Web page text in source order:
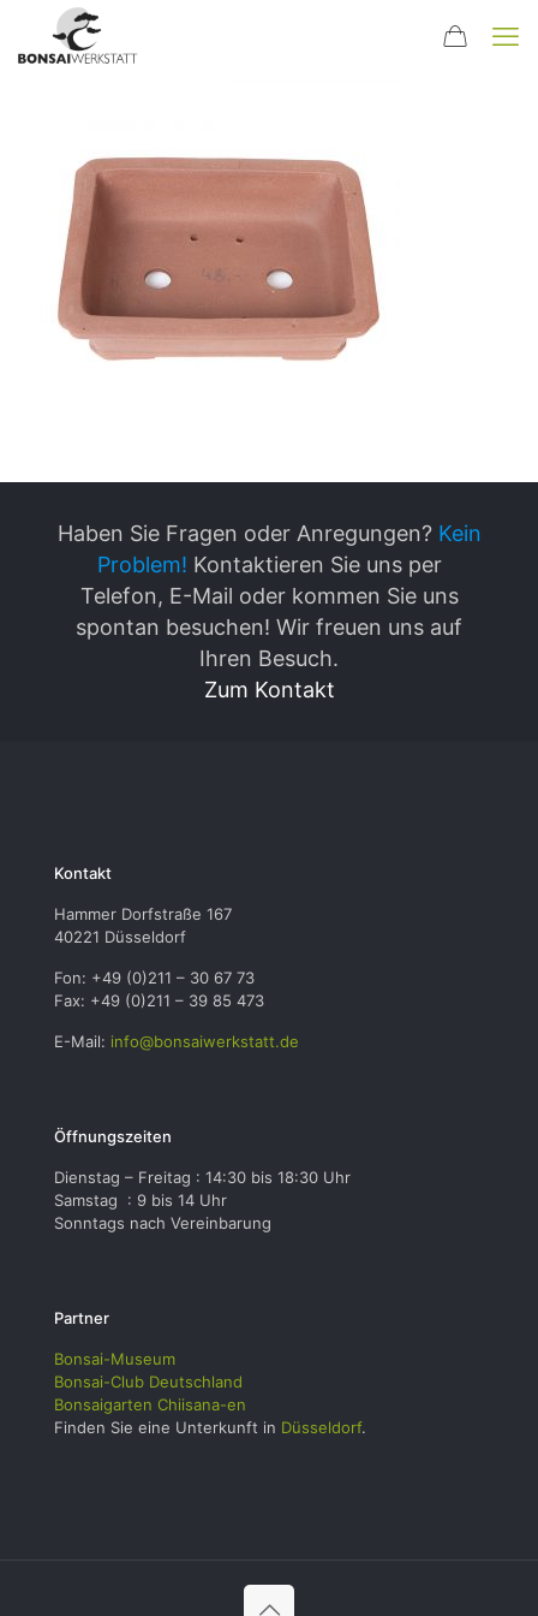
Haben Sie Fragen oder Anregungen? Kein
Problem! Kontaktieren Sie uns per
Telefon, E-Mail oder kommen Sie uns
spontan besuchen! Wir freuen uns auf
Ihren Besuch.
Zum Kontakt
Kontakt
Hammer Dorfstraße 167
40221 Düsseldorf
Fon: +49 (0)211 – 30 67 73
Fax: +49 (0)211 – 39 85 473
E-Mail: info@bonsaiwerkstatt.de
Öffnungszeiten
Dienstag – Freitag : 14:30 bis 18:30 Uhr
Samstag : 9 bis 14 Uhr
Sonntags nach Vereinbarung
Partner
Bonsai-Museum
Bonsai-Club Deutschland
Bonsaigarten Chiisana-en
Finden Sie eine Unterkunft in Düsseldorf.